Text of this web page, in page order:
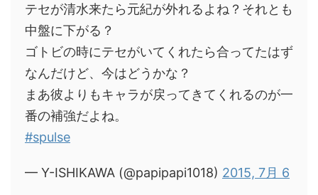
テセが清水来たら元紀が外れるよね？それとも
中盤に下がる？
ゴトビの時にテセがいてくれたら合ってたはず
なんだけど、今はどうかな？
まあ彼よりもキャラが戻ってきてくれるのが一
番の補強だよね。
#spulse
— Y-ISHIKAWA (@papipapi1018) 2015, 7月 6